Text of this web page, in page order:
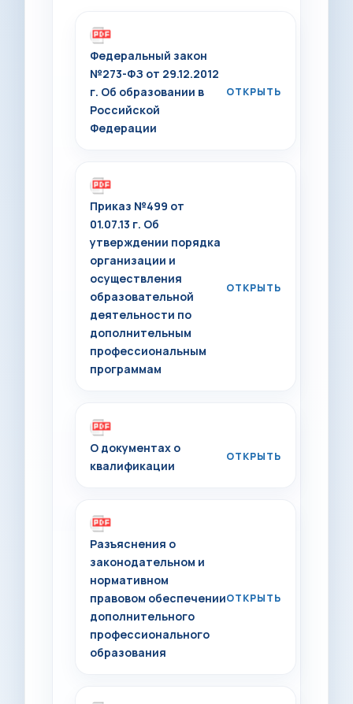
Федеральный закон
№273-ФЗ от 29.12.2012
г. Об образовании в
Российской
Федерации
Приказ №499 от
01.07.13 г. Об
утверждении порядка
организации и
осуществления
образовательной
деятельности по
дополнительным
профессиональным
программам
О документах о
квалификации
Разъяснения о
законодательном и
нормативном
правовом обеспечении
дополнительного
профессионального
образования